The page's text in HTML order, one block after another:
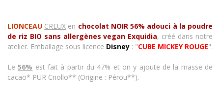
LIONCEAU CREUX en chocolat NOIR 56% adouci à la poudre
de riz BIO sans allergènes vegan Exquidia, créé dans notre
atelier. Emballage sous licence Disney : "CUBE MICKEY ROUGE".
Le56% est fait à partir du 47% et on y ajoute de la masse de
cacao* PUR Criollo** (Origine : Pérou**).